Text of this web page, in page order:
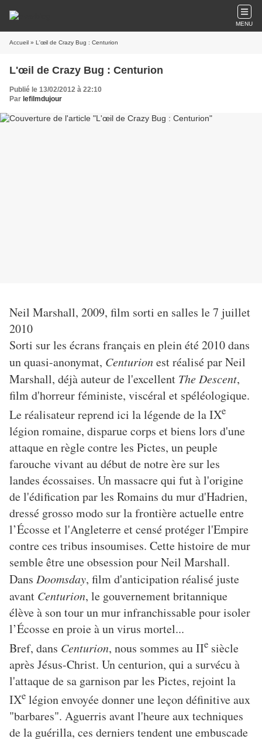
MENU
Accueil » L'œil de Crazy Bug : Centurion
L'œil de Crazy Bug : Centurion
Publié le 13/02/2012 à 22:10
Par lefilmdujour
Neil Marshall, 2009, film sorti en salles le 7 juillet
2010
Sorti sur les écrans français en plein été 2010 dans
un quasi-anonymat, Centurionest réalisé par Neil
Marshall, déjà auteur de l'excellent The Descent,
film d'horreur féministe, viscéral et spéléologique.
Le réalisateur reprend ici la légende de la IXe
légion romaine, disparue corps et biens lors d'une
attaque en règle contre les Pictes, un peuple
farouche vivant au début de notre ère sur les
landes écossaises. Un massacre qui fut à l'origine
de l'édification par les Romains du mur d'Hadrien,
dressé grosso modo sur la frontière actuelle entre
l’Écosse et l'Angleterre et censé protéger l'Empire
contre ces tribus insoumises. Cette histoire de mur
semble être une obsession pour Neil Marshall.
Dans Doomsday, film d'anticipation réalisé juste
avant Centurion, le gouvernement britannique
élève à son tour un mur infranchissable pour isoler
l’Écosse en proie à un virus mortel...
Bref, dans Centurion, nous sommes au IIe siècle
après Jésus-Christ. Un centurion, qui a survécu à
l'attaque de sa garnison par les Pictes, rejoint la
IXe légion envoyée donner une leçon définitive aux
"barbares". Aguerris avant l'heure aux techniques
de la guérilla, ces derniers tendent une embuscade